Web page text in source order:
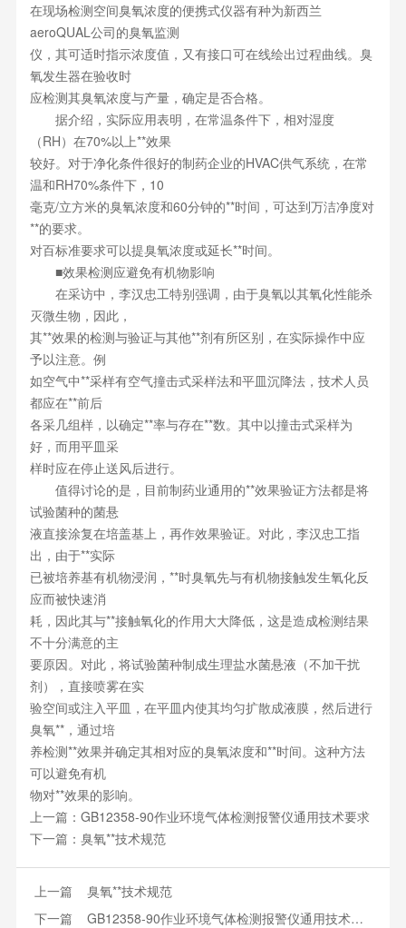
在现场检测空间臭氧浓度的便携式仪器有种为新西兰
aeroQUAL公司的臭氧监测
仪，其可适时指示浓度值，又有接口可在线绘出过程曲线。臭
氧发生器在验收时
应检测其臭氧浓度与产量，确定是否合格。
据介绍，实际应用表明，在常温条件下，相对湿度
（RH）在70%以上**效果
较好。对于净化条件很好的制药企业的HVAC供气系统，在常
温和RH70%条件下，10
毫克/立方米的臭氧浓度和60分钟的**时间，可达到万洁净度对
**的要求。
对百标准要求可以提臭氧浓度或延长**时间。
■效果检测应避免有机物影响
在采访中，李汉忠工特别强调，由于臭氧以其氧化性能杀
灭微生物，因此，
其**效果的检测与验证与其他**剂有所区别，在实际操作中应
予以注意。例
如空气中**采样有空气撞击式采样法和平皿沉降法，技术人员
都应在**前后
各采几组样，以确定**率与存在**数。其中以撞击式采样为
好，而用平皿采
样时应在停止送风后进行。
值得讨论的是，目前制药业通用的**效果验证方法都是将
试验菌种的菌悬
液直接涂复在培盖基上，再作效果验证。对此，李汉忠工指
出，由于**实际
已被培养基有机物浸润，**时臭氧先与有机物接触发生氧化反
应而被快速消
耗，因此其与**接触氧化的作用大大降低，这是造成检测结果
不十分满意的主
要原因。对此，将试验菌种制成生理盐水菌悬液（不加干扰
剂），直接喷雾在实
验空间或注入平皿，在平皿内使其均匀扩散成液膜，然后进行
臭氧**，通过培
养检测**效果并确定其相对应的臭氧浓度和**时间。这种方法
可以避免有机
物对**效果的影响。
上一篇： GB12358-90作业环境气体检测报警仪通用技术要求
下一篇： 臭氧**技术规范
上一篇 臭氧**技术规范
下一篇 GB12358-90作业环境气体检测报警仪通用技术要求